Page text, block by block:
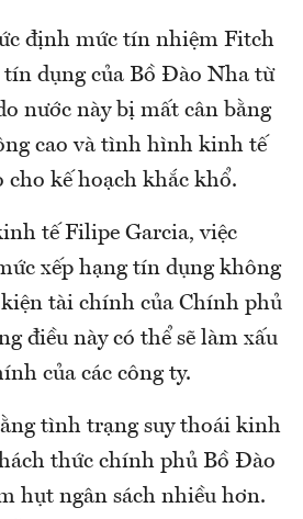
định mức tín nhiệm Fitch
tín dụng của Bồ Đào Nha từ
nước này bị mất cân bằng
cao và tình hình kinh tế
cho kế hoạch khắc khổ.
tế Filipe Garcia, việc
xếp hạng tín dụng không
tài chính của Chính phủ
điều này có thể sẽ làm xấu
của các công ty.
tình trạng suy thoái kinh
thức chính phủ Bồ Đào
hụt ngân sách nhiều hơn.